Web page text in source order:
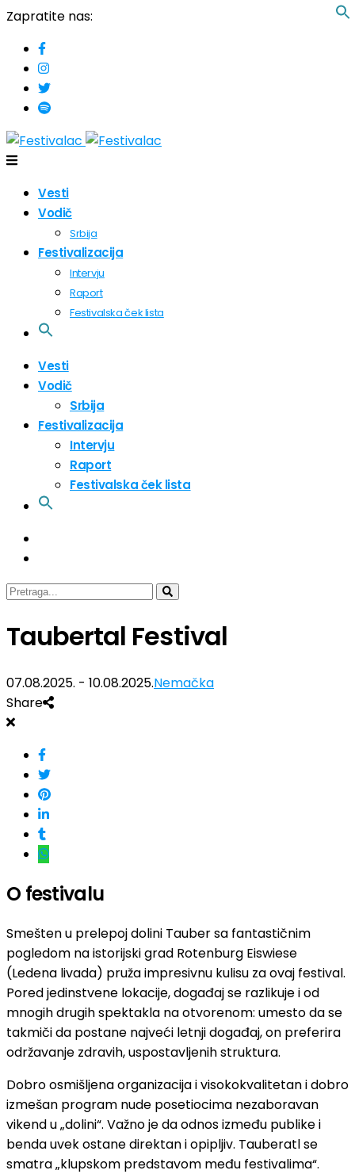
Zapratite nas:
Vesti
Vodič
Srbija
Festivalizacija
Intervju
Raport
Festivalska ček lista
Vesti
Vodič
Srbija
Festivalizacija
Intervju
Raport
Festivalska ček lista
Taubertal Festival
07.08.2025. - 10.08.2025.Nemačka
Share
O festivalu
Smešten u prelepoj dolini Tauber sa fantastičnim
pogledom na istorijski grad Rotenburg Eiswiese
(Ledena livada) pruža impresivnu kulisu za ovaj festival.
Pored jedinstvene lokacije, događaj se razlikuje i od
mnogih drugih spektakla na otvorenom: umesto da se
takmiči da postane najveći letnji događaj, on preferira
održavanje zdravih, uspostavljenih struktura.
Dobro osmišljena organizacija i visokokvalitetan i dobro
izmešan program nude posetiocima nezaboravan
vikend u „dolini“. Važno je da odnos između publike i
benda uvek ostane direktan i opipljiv. Tauberatl se
smatra „klupskom predstavom među festivalima“.